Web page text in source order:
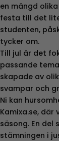
en mängd
festa till det
studenten,
tycker om.
Till jul är det
passande
skapade av
svampar och
Ni kan
Kamixa.se,
säsong. En
stämningen i